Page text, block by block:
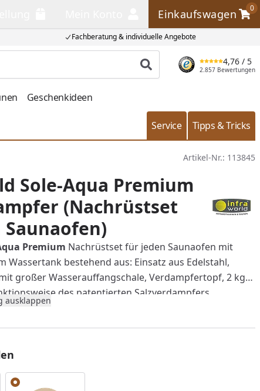
Fachberatung & individuelle Angebote
Einkaufswagen
0
Einkaufswagen
Produkt suchen
4,76 / 5
2.857 Bewertungen
Geschenkideen
Service Tipps & Tricks
Artikel-Nr.: 113845
Sole-Aqua Premium
(Nachrüstset
Premium Nachrüstset für jeden Saunaofen mit
Wassertank bestehend aus: Einsatz aus Edelstahl,
großer Wasserauffangschale, Verdampfertopf, 2 kg
des patentierten Salzverdampfers
wird ein Edelstahlzylinder ganz einfach zwischen die
steigt auf in den Verdampfertopf, in dem die
gelöstes Salz in die Luft ab.
ausklappen